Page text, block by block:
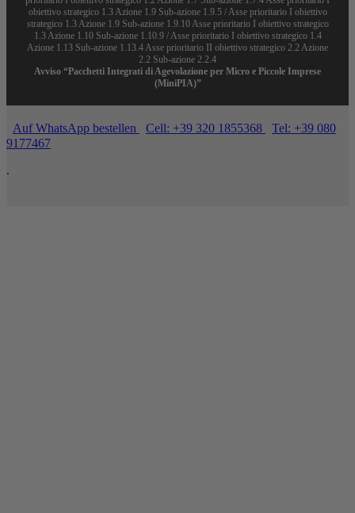
obiettivo strategico 1.3 Azione 1.9 Sub-azione 1.9.5 / Asse prioritario I obiettivo
strategico 1.3 Azione 1.9 Sub-azione 1.9.10 Asse prioritario I obiettivo strategico
1.3 Azione 1.10 Sub-azione 1.10.9 / Asse prioritario I obiettivo strategico 1.4
Azione 1.13 Sub-azione 1.13.4 Asse prioritario II obiettivo strategico 2.2 Azione
2.2 Sub-azione 2.2.4
Avviso “Pacchetti Integrati di Agevolazione per Micro e Piccole Imprese
(MiniPIA)”
Auf WhatsApp bestellen Cell: +39 320 1855368
Tel: +39 080
9177467
.